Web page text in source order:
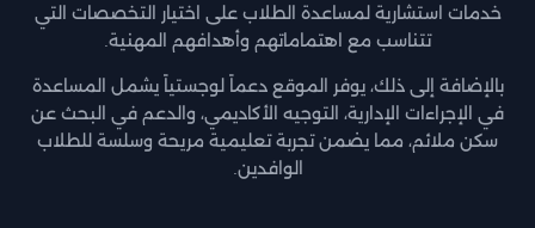
خدمات استشارية لمساعدة الطلاب على اختيار التخصصات التي
تتناسب مع اهتماماتهم وأهدافهم المهنية.
بالإضافة إلى ذلك، يوفر الموقع دعماً لوجستياً يشمل المساعدة
في الإجراءات الإدارية، التوجيه الأكاديمي، والدعم في البحث عن
سكن ملائم، مما يضمن تجربة تعليمية مريحة وسلسة للطلاب
الوافدين.